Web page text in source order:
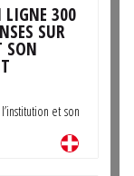
LIGNE 300
SUR
SON
et son